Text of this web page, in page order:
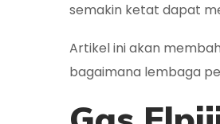
semakin ketat dapat
Artikel ini akan
bagaimana lembaga